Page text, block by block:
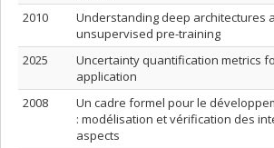
2010
Understanding deep architectures
unsupervised pre-training
2025
Uncertainty quantification metrics
application
2008
Un cadre formel pour le
: modélisation et vérification des
aspects